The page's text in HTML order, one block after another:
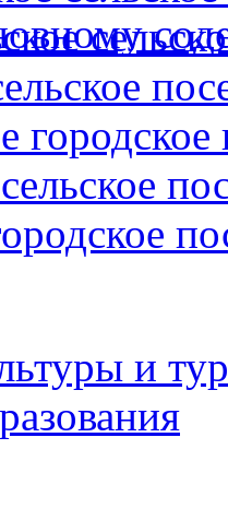
городское
и